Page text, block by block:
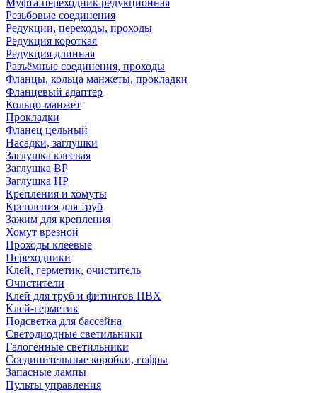
Муфта-переходник редукционная
Резьбовые соединения
Редукции, переходы, проходы
Редукция короткая
Редукция длинная
Разъёмные соединения, проходы
Фланцы, кольца манжеты, прокладки
Фланцевый адаптер
Кольцо-манжет
Прокладки
Фланец цельный
Насадки, заглушки
Заглушка клеевая
Заглушка ВР
Заглушка НР
Крепления и хомуты
Крепления для труб
Зажим для крепления
Хомут врезной
Проходы клеевые
Переходники
Клей, герметик, очиститель
Очистители
Клей для труб и фитингов ПВХ
Клей-герметик
Подсветка для бассейна
Светодиодные светильники
Галогенные светильники
Соединительные коробки, гофры
Запасные лампы
Пульты управления